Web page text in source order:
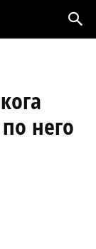
него